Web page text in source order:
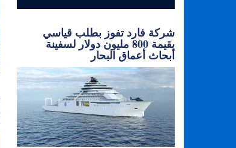
شركة فارد تفوز بطلب قياسي
بقيمة 800 مليون دولار لسفينة
أبحاث أعماق البحار